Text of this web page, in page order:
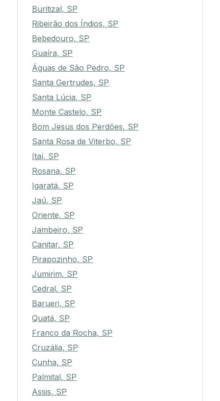
Buritizal, SP
Ribeirão dos Índios, SP
Bebedouro, SP
Guaíra, SP
Águas de São Pedro, SP
Santa Gertrudes, SP
Santa Lúcia, SP
Monte Castelo, SP
Bom Jesus dos Perdões, SP
Santa Rosa de Viterbo, SP
Itaí, SP
Rosana, SP
Igaratá, SP
Jaú, SP
Oriente, SP
Jambeiro, SP
Canitar, SP
Pirapozinho, SP
Jumirim, SP
Cedral, SP
Barueri, SP
Quatá, SP
Franco da Rocha, SP
Cruzália, SP
Cunha, SP
Palmital, SP
Assis, SP